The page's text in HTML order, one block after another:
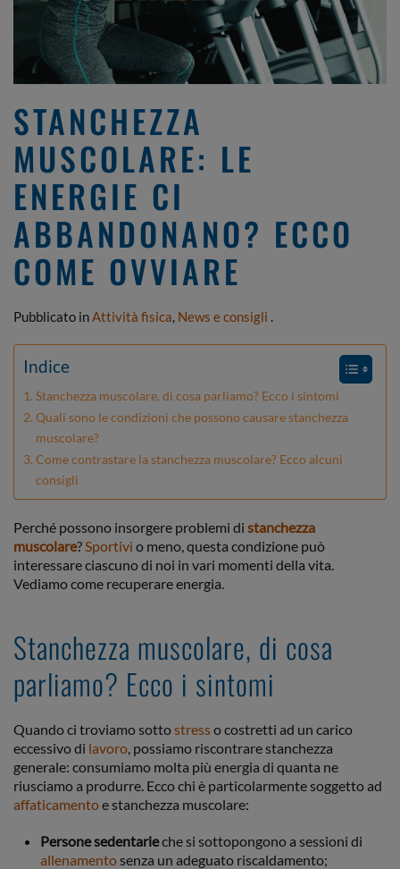
STANCHEZZA
MUSCOLARE: LE
ENERGIE CI
ABBANDONANO? ECCO
COME OVVIARE
Pubblicato inAttività fisica, News e consigli .
Indice
Stanchezza muscolare, di cosa parliamo? Ecco i sintomi
Quali sono le condizioni che possono causare stanchezza
muscolare?
Come contrastare la stanchezza muscolare? Ecco alcuni
consigli
Perché possono insorgere problemi di stanchezza
muscolare?Sportivi o meno, questa condizione può
interessare ciascuno di noi in vari momenti della vita.
Vediamo come recuperare energia.
Stanchezza muscolare, di cosa
parliamo? Ecco i sintomi
Quando ci troviamo sottostresso costretti ad un carico
eccessivo di lavoro, possiamo riscontrare stanchezza
generale: consumiamo molta più energia di quanta ne
riusciamo a produrre. Ecco chi è particolarmente soggetto ad
affaticamentoe stanchezza muscolare:
Persone sedentarieche si sottopongono a sessioni di
allenamentosenza un adeguato riscaldamento;